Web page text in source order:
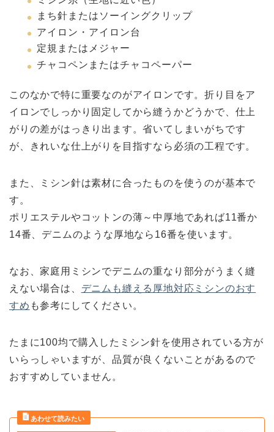
まち針またはソーイングクリップ
アイロン・アイロン台
定規またはメジャー
チャコペンまたはチャコペーパー
このなかで特に重要なのがアイロンです。折り目をア
イロンでしっかり固定してから縫うかどうかで、仕上
がりの差がはっきり出ます。省いてしまいがちです
が、きれいな仕上がりを目指すなら必須の工程です。
また、ミシン針は素材に合ったものを使うのが基本で
す。
ポリエステルやコットンの薄～中厚地であれば11番か
14番、デニムのような厚地なら16番を使います。
なお、家庭用ミシンでデニムの重なり部分がうまく縫
えない場合は、 デニムも縫える厚地対応ミシンのおす
すめ も参考にしてください。
たまに100均で購入したミシン針を使用されている方が
いらっしゃいますが、品質が良くないことがあるので
おすすめしていません。